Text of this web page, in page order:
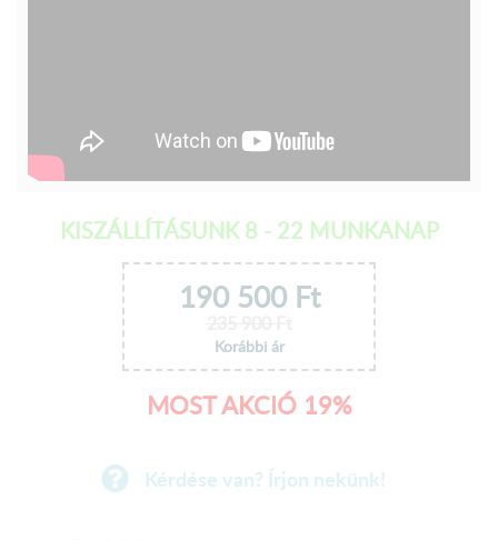
KISZÁLLÍTÁSUNK 8 - 22 MUNKANAP
190 500Ft
Korábbi ár
MOST AKCIÓ 19%
Kérdése van? Írjon nekünk!